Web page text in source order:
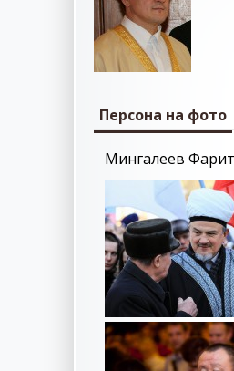
Персона на фото
Мингалеев